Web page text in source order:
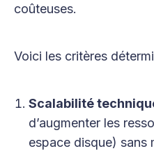
coûteuses.
Voici les critères
Scalabilité
d’augmenter les
espace disque) sans